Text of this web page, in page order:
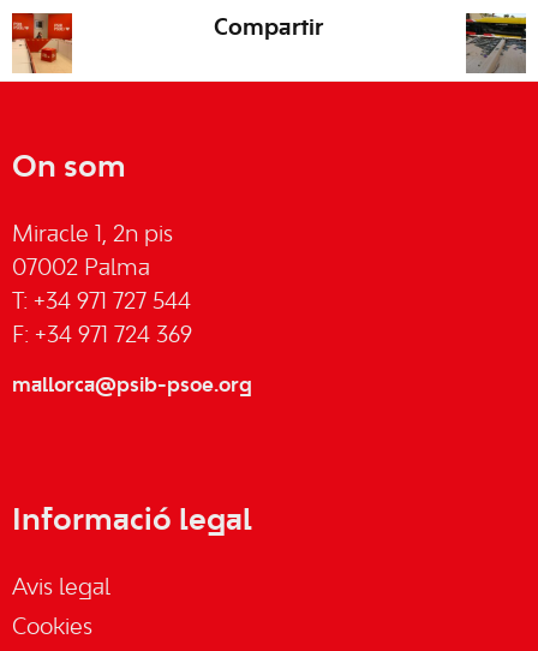
Compartir
On som
Miracle 1, 2n pis
07002 Palma
T: +34 971 727 544
F: +34 971 724 369
mallorca@psib-psoe.org
Informació legal
Avis legal
Cookies